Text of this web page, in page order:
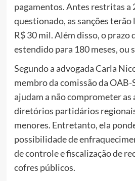
pagamentos. Antes restritas a
questionado, as sanções
R$ 30 mil. Além disso, o prazo
estendido para 180 meses, ou
Segundo a advogada Carla
membro da comissão da OAB-
ajudam a não comprometer as
diretórios partidários
menores. Entretanto, ela
possibilidade de
de controle e fiscalização de
cofres públicos.